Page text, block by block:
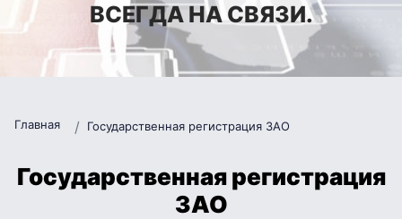
ВСЕГДА НА СВЯЗИ.
Главная Государственная регистрация ЗАО
Государственная регистрация
ЗАО